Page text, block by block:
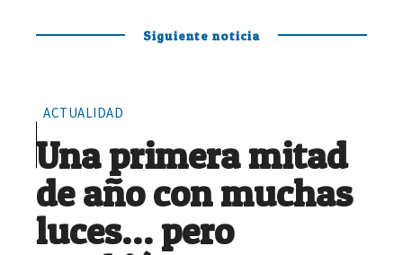
Siguiente noticia
ACTUALIDAD
Una primera mitad
de año con muchas
luces… pero